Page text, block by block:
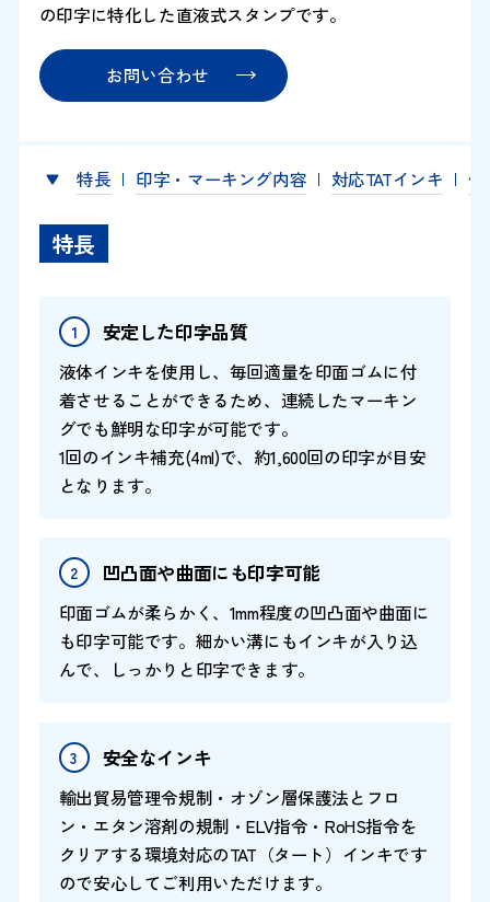
の印字に特化した直液式スタンプです。
お問い合わせ
特長 印字・マーキング内容 対応TATインキ 仕
特長
安定した印字品質
液体インキを使用し、毎回適量を印面ゴムに付
着させることができるため、連続したマーキン
グでも鮮明な印字が可能です。
1回のインキ補充(4ml)で、約1,600回の印字が目安
となります。
凹凸面や曲面にも印字可能
印面ゴムが柔らかく、1mm程度の凹凸面や曲面に
も印字可能です。 細かい溝にもインキが入り込
んで、しっかりと印字できます。
安全なインキ
輸出貿易管理令規制・オゾン層保護法とフロ
ン・エタン溶剤の規制・ELV指令・RoHS指令を
クリアする環境対応のTAT（タート）インキです
ので安心してご利用いただけます。